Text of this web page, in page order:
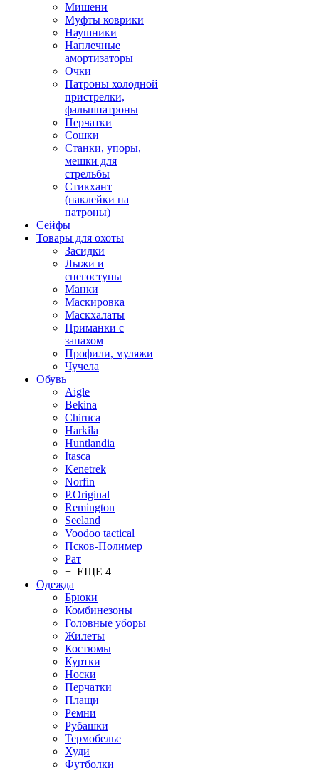
Мишени
Муфты коврики
Наушники
Наплечные
амортизаторы
Очки
Патроны холодной
пристрелки,
фальшпатроны
Перчатки
Сошки
Станки, упоры,
мешки для
стрельбы
Стикхант
(наклейки на
патроны)
Сейфы
Товары для охоты
Засидки
Лыжи и
снегоступы
Манки
Маскировка
Маскхалаты
Приманки с
запахом
Профили, муляжи
Чучела
Обувь
Aigle
Bekina
Chiruсa
Harkila
Huntlandia
Itasca
Kenetrek
Norfin
P.Original
Remington
Seeland
Voodoo tactical
Псков-Полимер
Рат
+ ЕЩЕ 4
Одежда
Брюки
Комбинезоны
Головные уборы
Жилеты
Костюмы
Куртки
Носки
Перчатки
Плащи
Ремни
Рубашки
Термобелье
Худи
Футболки